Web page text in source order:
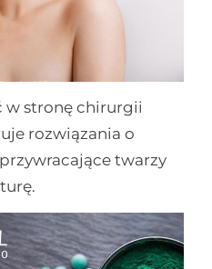
w stronę chirurgii
rozwiązania o
twarzy